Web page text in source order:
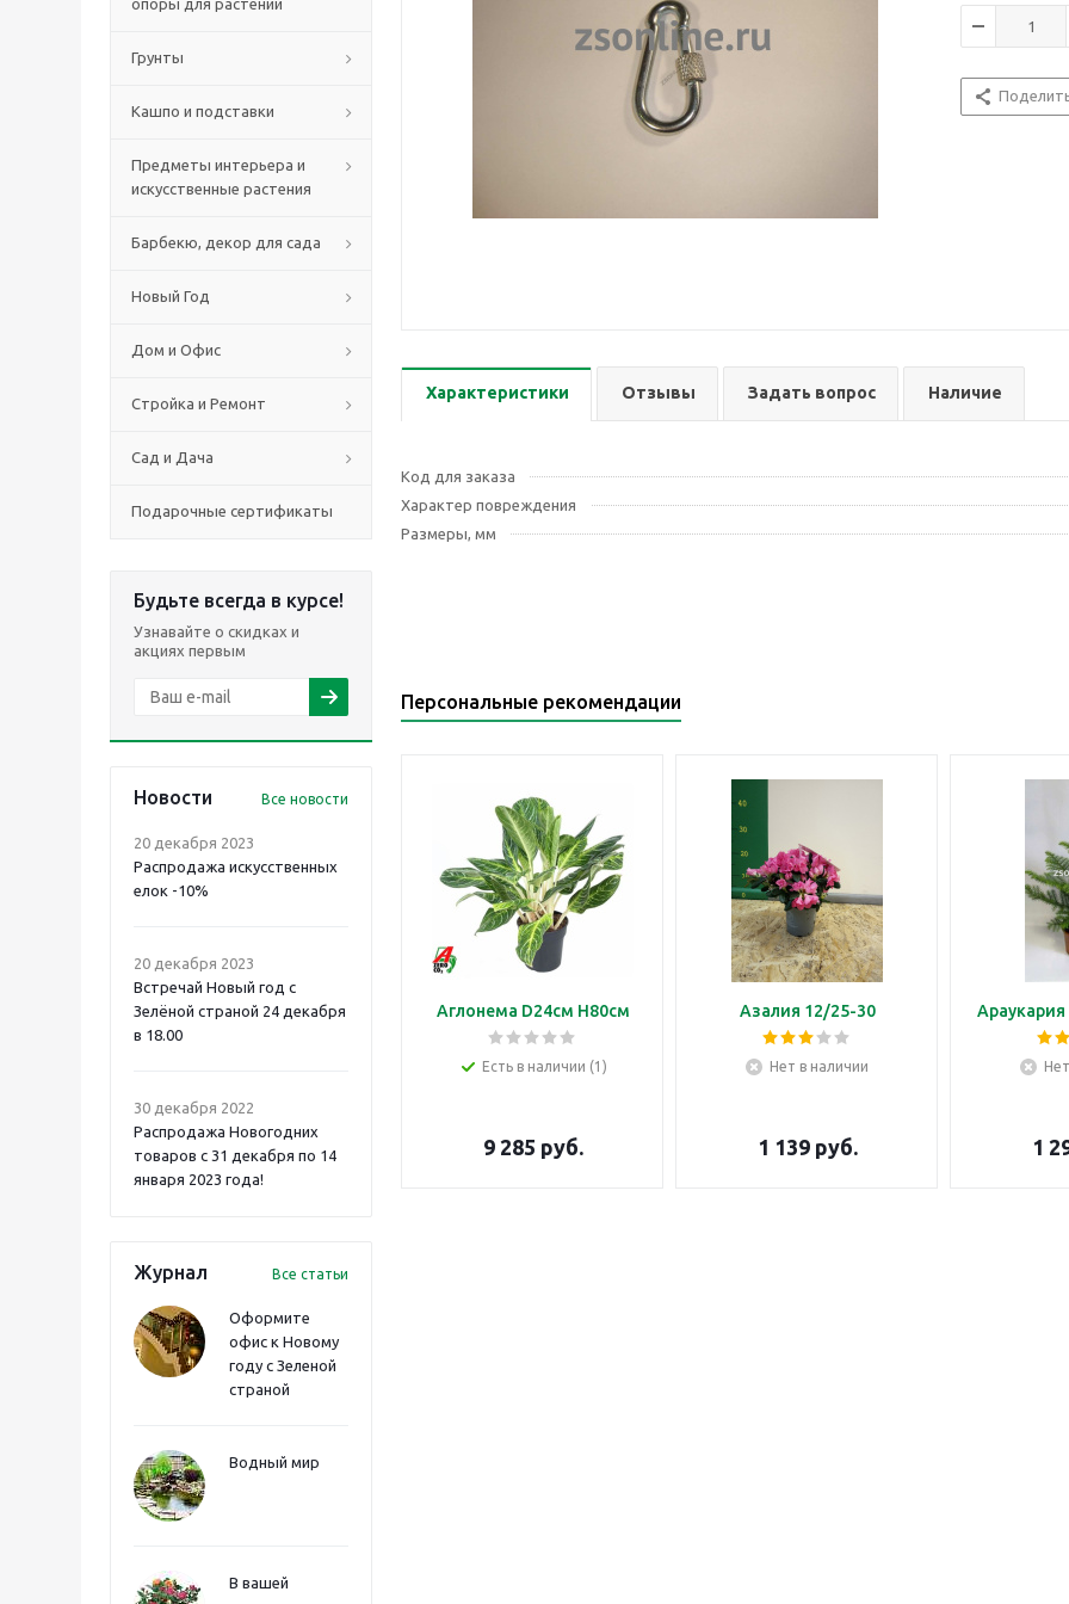
опоры для растений
Грунты
Кашпо и подставки
Предметы интерьера и
искусственные растения
Барбекю, декор для сада
Новый Год
Дом и Офис
Стройка и Ремонт
Сад и Дача
Подарочные сертификаты
Будьте всегда в курсе!
Узнавайте о скидках и
акциях первым
Новости Все новости
20 декабря 2023
Распродажа искусственных
елок -10%
20 декабря 2023
Встречай Новый год с
Зелёной страной 24 декабря
в 18.00
30 декабря 2022
Распродажа Новогодних
товаров с 31 декабря по 14
января 2023 года!
Журнал Все статьи
Оформите
офис к Новому
году с Зеленой
страной
Водный мир
В вашей
Характеристики Отзывы Задать вопрос Наличие
Код для заказа
Характер повреждения
Размеры, мм
Персональные рекомендации
Аглонема D24см H80см
Есть в наличии (1)
9 285 руб.
Азалия 12/25-30
Нет в наличии
1 139руб.
Араукария
1